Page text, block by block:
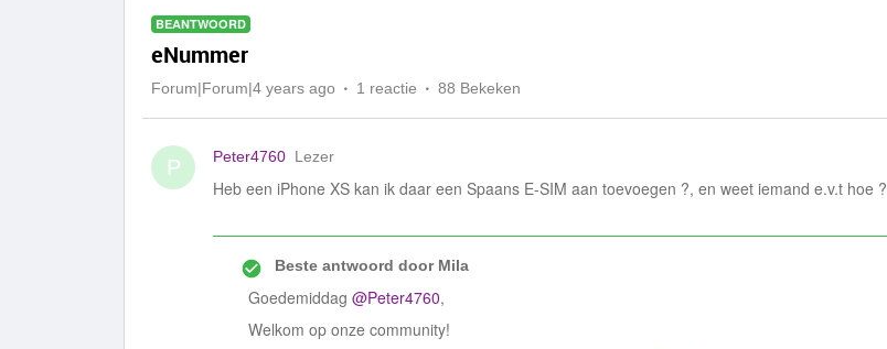
BEANTWOORD
eNummer
Forum|Forum|4 years ago 1 reactie 88 Bekeken
P Peter4760 Lezer
Heb een iPhone XS kan ik daar een Spaans E-SIM aan toevoegen ?, en weet iemand e.v.t hoe ?
Beste antwoord doorMila
Goedemiddag @Peter4760,
Welkom op onze community!